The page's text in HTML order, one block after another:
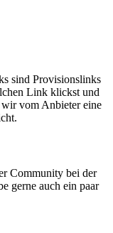
sind Provisionslinks
Link klickst und
vom Anbieter eine
Community bei der
gerne auch ein paar